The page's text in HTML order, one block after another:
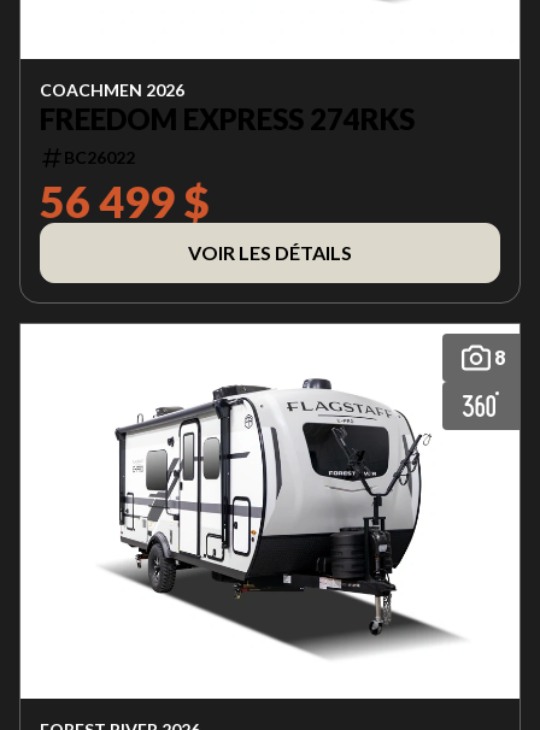
COACHMEN 2026
FREEDOM EXPRESS 274RKS
BC26022
56 499 $
VOIR LES DÉTAILS
8